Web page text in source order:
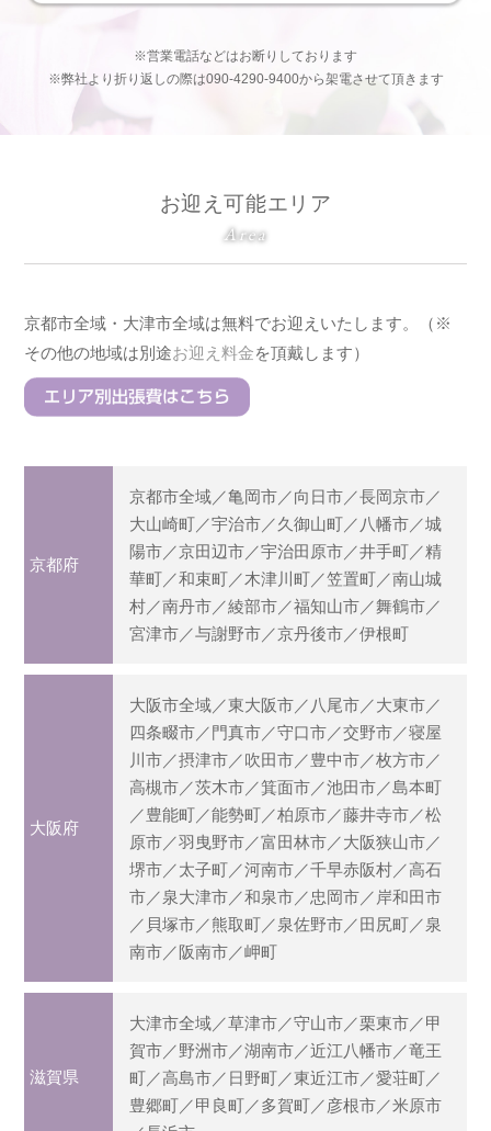
※営業電話などはお断りしております
※弊社より折り返しの際は090-4290-9400から架電させて頂きます
お迎え可能エリア
Area
京都市全域・大津市全域は無料でお迎えいたします。（※
その他の地域は別途お迎え料金を頂戴します）
京都府
京都市全域／亀岡市／向日市／長岡京市／
大山崎町／宇治市／久御山町／八幡市／城
陽市／京田辺市／宇治田原市／井手町／精
華町／和束町／木津川町／笠置町／南山城
村／南丹市／綾部市／福知山市／舞鶴市／
宮津市／与謝野市／京丹後市／伊根町
大阪府
大阪市全域／東大阪市／八尾市／大東市／
四条畷市／門真市／守口市／交野市／寝屋
川市／摂津市／吹田市／豊中市／枚方市／
高槻市／茨木市／箕面市／池田市／島本町
／豊能町／能勢町／柏原市／藤井寺市／松
原市／羽曳野市／富田林市／大阪狭山市／
堺市／太子町／河南市／千早赤阪村／高石
市／泉大津市／和泉市／忠岡市／岸和田市
／貝塚市／熊取町／泉佐野市／田尻町／泉
南市／阪南市／岬町
滋賀県
大津市全域／草津市／守山市／栗東市／甲
賀市／野洲市／湖南市／近江八幡市／竜王
町／高島市／日野町／東近江市／愛荘町／
豊郷町／甲良町／多賀町／彦根市／米原市